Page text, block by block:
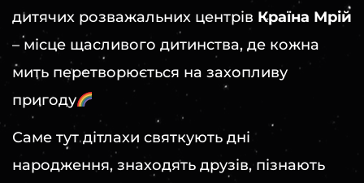
дитячих розважальних центрів Країна Мрій
– місце щасливого дитинства, де кожна
мить перетворюється на захопливу
пригоду
Саме тут дітлахи святкують дні
народження, знаходять друзів, пізнають